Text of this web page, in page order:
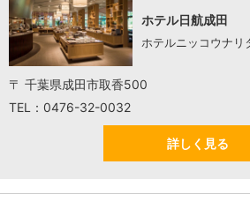
ホテル日航成田
ホテルニッコウナリ
〒 千葉県成田市取香500
TEL：0476-32-0032
詳しく見る